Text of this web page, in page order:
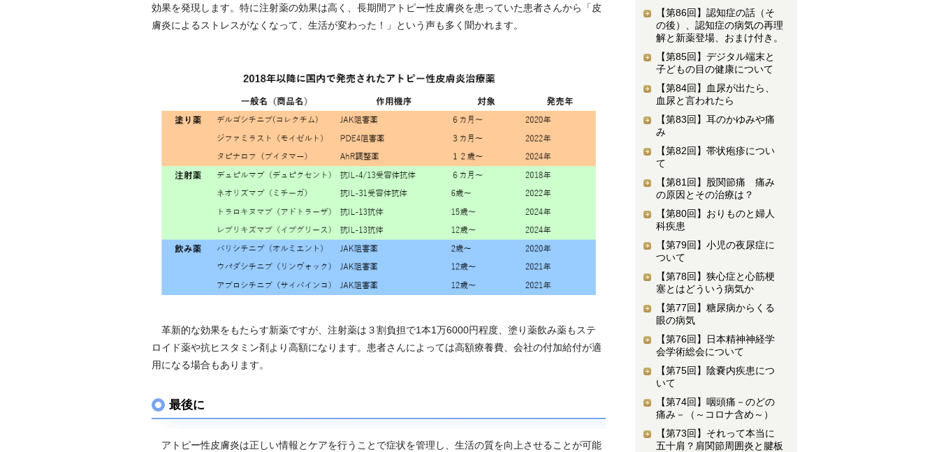
効果を発現します。特に注射薬の効果は高く、長期間アトピー性皮膚炎を患っていた患者さんから「皮
膚炎によるストレスがなくなって、生活が変わった！」という声も多く聞かれます。
革新的な効果をもたらす新薬ですが、注射薬は３割負担で1本1万6000円程度、塗り薬飲み薬もステ
ロイド薬や抗ヒスタミン剤より高額になります。患者さんによっては高額療養費、会社の付加給付が適
用になる場合もあります。
最後に
アトピー性皮膚炎は正しい情報とケアを行うことで症状を管理し、生活の質を向上させることが可能
【第86回】 認知症の話（そ
の後）、認知症の病気の再理
解と新薬登場、おまけ付き。
【第85回】 デジタル端末と
子どもの目の健康について
【第84回】
血尿が出たら、
血尿と言われたら
【第83回】 耳のかゆみや痛
み
【第82回】 帯状疱疹につい
て
【第81回】
股関節痛 痛み
の原因とその治療は？
【第80回】 おりものと婦人
科疾患
【第79回】 小児の夜尿症に
ついて
【第78回】 狭心症と心筋梗
塞とはどういう病気か
【第77回】 糖尿病からくる
眼の病気
【第76回】
日本精神神経学
会学術総会について
【第75回】 陰嚢内疾患につ
いて
【第74回】 咽頭痛－のどの
痛み－（～コロナ含め～）
【第73回】 それって本当に
五十肩？肩関節周囲炎と腱板